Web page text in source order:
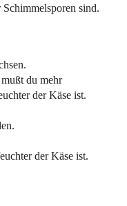
sind.
du mehr
der Käse ist.
der Käse ist.